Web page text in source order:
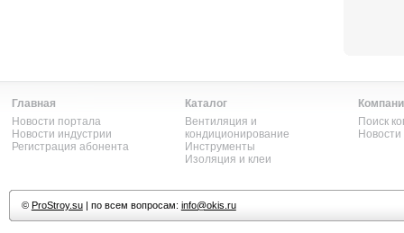
Главная
Новости портала
Новости индустрии
Регистрация абонента
Каталог
Вентиляция и
кондиционирование
Инструменты
Изоляция и клеи
Поиск
© ProStroy.su| по всем вопросам: info@okis.ru